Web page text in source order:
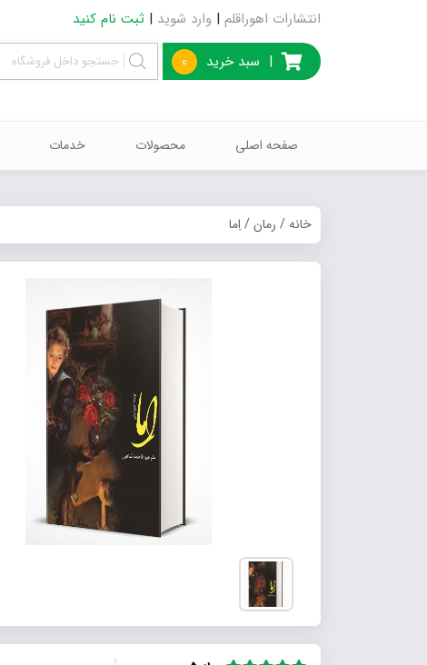
انتشارات اهوراقلم | وارد شوید | ثبت نام کنید
| سبد خرید 0
صفحه اصلی محصولات خدمات
خانه/ رمان/ اِما